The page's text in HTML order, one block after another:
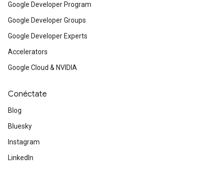
Google Developer Program
Google Developer Groups
Google Developer Experts
Accelerators
Google Cloud & NVIDIA
Conéctate
Blog
Bluesky
Instagram
LinkedIn